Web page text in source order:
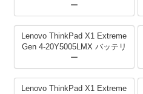
ー
Lenovo ThinkPad X1 Extreme
Gen 4-20Y5005LMX バッテリ
ー
Lenovo ThinkPad X1 Extreme